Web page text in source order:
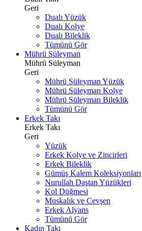
Geri
Dualı Yüzük
Dualı Kolye
Dualı Bileklik
Tümünü Gör
Mührü Süleyman
Mührü Süleyman
Geri
Mührü Süleyman Yüzük
Mührü Süleyman Kolye
Mührü Süleyman Bileklik
Tümünü Gör
Erkek Takı
Erkek Takı
Geri
Yüzük
Erkek Kolye ve Zincirleri
Erkek Bileklik
Gümüş Kalem Koleksiyonları
Nurullah Daştan Yüzükleri
Kol Düğmesi
Muskalık ve Cevşen
Erkek Alyans
Tümünü Gör
Kadın Takı